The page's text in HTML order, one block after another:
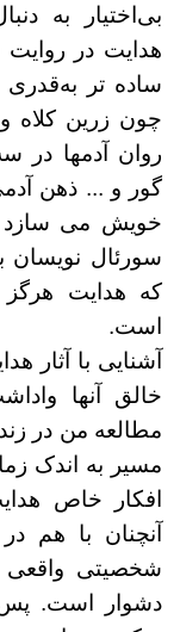
بی‌اختیار به
هدایت در
ساده تر
چون زرین کلاه
روان آدمها در
گور و ... ذهن
خویش می سازد
سورئال نویسان
که هدایت هرگز
است.
آشنایی با آثار
خالق آنها
مطالعه من در
مسیر به اندک
افکار خاص
آنچنان با هم
شخصیتی واقعی
دشوار است.